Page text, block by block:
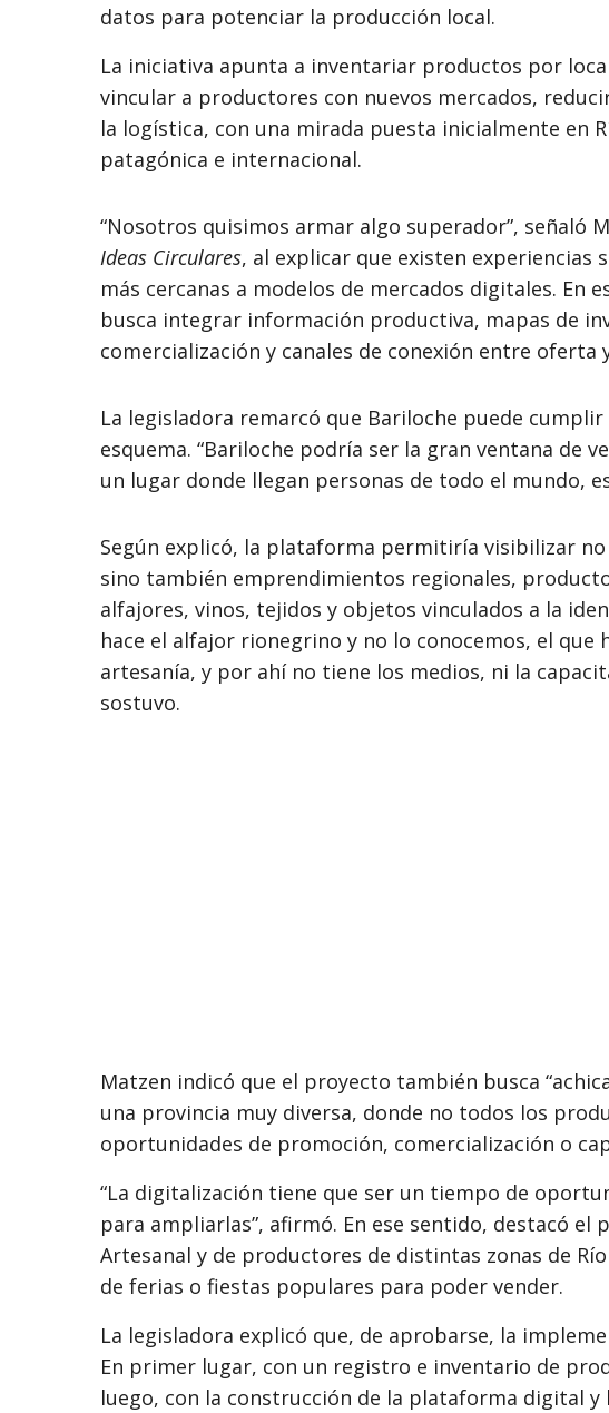
datos para potenciar la producción local.
La iniciativa apunta a inventariar productos por
vincular a productores con nuevos mercados,
la logística, con una mirada puesta inicialmente en
patagónica e internacional.
“Nosotros quisimos armar algo superador”, señaló
Ideas Circulares, al explicar que existen experiencias
más cercanas a modelos de mercados digitales. En
busca integrar información productiva, mapas de
comercialización y canales de conexión entre oferta
La legisladora remarcó que Bariloche puede
esquema. “Bariloche podría ser la gran ventana de
un lugar donde llegan personas de todo el mundo,
Según explicó, la plataforma permitiría visibilizar
sino también emprendimientos regionales,
alfajores, vinos, tejidos y objetos vinculados a la
hace el alfajor rionegrino y no lo conocemos, el que
artesanía, y por ahí no tiene los medios, ni la
sostuvo.
Matzen indicó que el proyecto también busca
una provincia muy diversa, donde no todos los
oportunidades de promoción, comercialización o
“La digitalización tiene que ser un tiempo de
para ampliarlas”, afirmó. En ese sentido, destacó el
Artesanal y de productores de distintas zonas de
de ferias o fiestas populares para poder vender.
La legisladora explicó que, de aprobarse, la
En primer lugar, con un registro e inventario de
luego, con la construcción de la plataforma digital